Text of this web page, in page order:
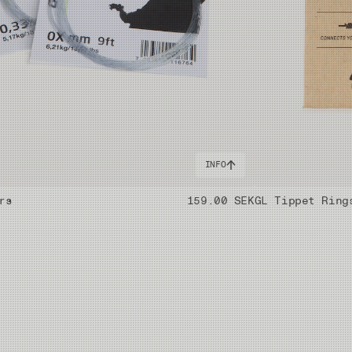
50m
50m
50m
50m
50m
INFO
159.00 SEKGL Tippet